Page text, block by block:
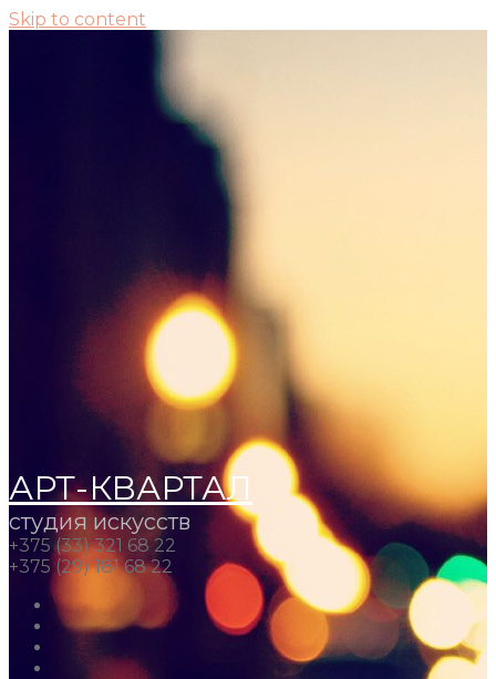
Skip to content
АРТ-КВАРТАЛ
студия искусств
+375 (33) 321 68 22
+375 (29) 181 68 22